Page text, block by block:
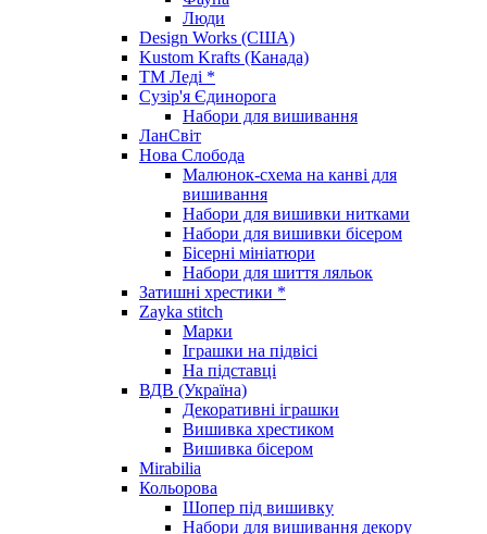
Люди
Design Works (США)
Kustom Krafts (Канада)
ТМ Леді *
Сузір'я Єдинорога
Набори для вишивання
ЛанСвіт
Нова Слобода
Малюнок-схема на канві для
вишивання
Набори для вишивки нитками
Набори для вишивки бісером
Бісерні мініатюри
Набори для шиття ляльок
Затишні хрестики *
Zayka stitch
Марки
Іграшки на підвісі
На підставці
ВДВ (Україна)
Декоративні іграшки
Вишивка хрестиком
Вишивка бісером
Mirabilia
Кольорова
Шопер під вишивку
Набори для вишивання декору